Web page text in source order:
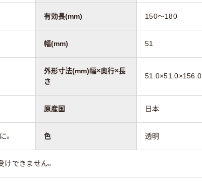
有効長(mm) 150～180
幅(mm) 51
外形寸法(mm)幅×奥行×長
さ
51.0×51.0×156.0
原産国 日本
。 色 透明
けできません。